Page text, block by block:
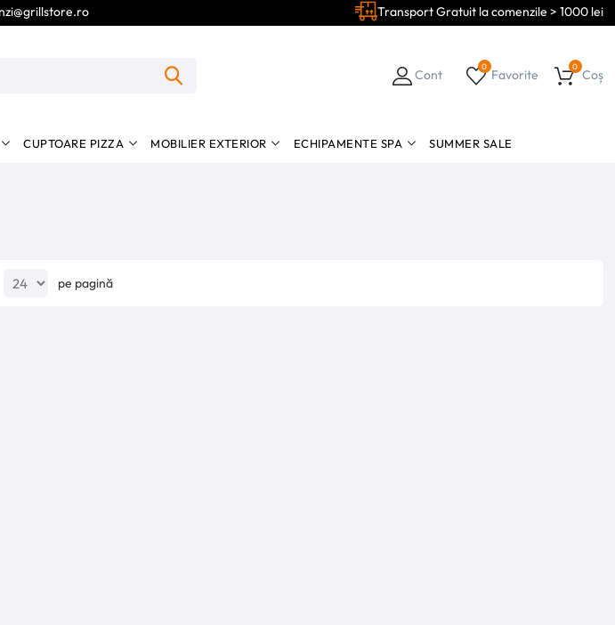
Transport Gratuit la comenzile > 1000 lei
Cont Favorite
0
Coș
0
CUPTOARE PIZZA MOBILIER EXTERIOR ECHIPAMENTE SPA SUMMER SALE
pe pagină